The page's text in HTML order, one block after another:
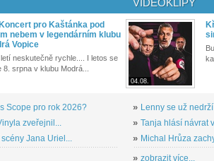
pro Kaštánka pod
nebem v legendárním klubu
Vopice
neskutečně rychle.... I letos se
8. srpna v klubu Modrá...
Scope pro rok 2026?
zveřejnil...
Jana Uriel...
04.08.
» Lenny se už
» Tanja hlásí návrat
» Michal Hrůza
» zobrazit více...